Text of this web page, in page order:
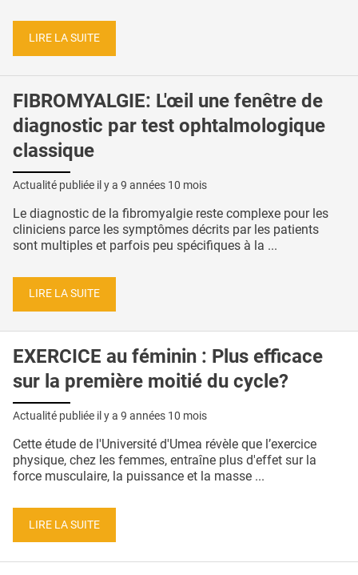
LIRE LA SUITE
FIBROMYALGIE: L'œil une fenêtre de
diagnostic par test ophtalmologique
classique
Actualité publiée il y a 9 années 10 mois
Le diagnostic de la fibromyalgie reste complexe pour les
cliniciens parce les symptômes décrits par les patients
sont multiples et parfois peu spécifiques à la ...
LIRE LA SUITE
EXERCICE au féminin : Plus efficace
sur la première moitié du cycle?
Actualité publiée il y a 9 années 10 mois
Cette étude de l'Université d'Umea révèle que l’exercice
physique, chez les femmes, entraîne plus d'effet sur la
force musculaire, la puissance et la masse ...
LIRE LA SUITE